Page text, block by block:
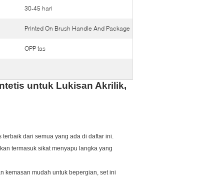
30-45 hari
Printed On Brush Handle And Package
OPP tas
untuk Lukisan Akrilik,
dari semua yang ada di daftar ini.
termasuk sikat menyapu langka yang
kemasan mudah untuk bepergian, set ini